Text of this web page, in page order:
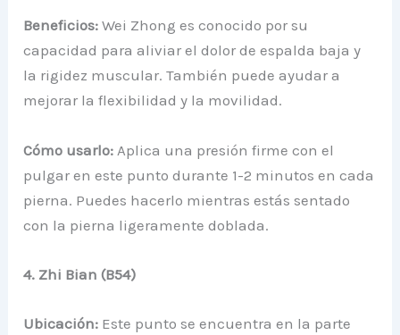
Beneficios: Wei Zhong es conocido por su
capacidad para aliviar el dolor de espalda baja y
la rigidez muscular. También puede ayudar a
mejorar la flexibilidad y la movilidad.
Cómo usarlo: Aplica una presión firme con el
pulgar en este punto durante 1-2 minutos en cada
pierna. Puedes hacerlo mientras estás sentado
con la pierna ligeramente doblada.
4. Zhi Bian (B54)
Ubicación: Este punto se encuentra en la parte